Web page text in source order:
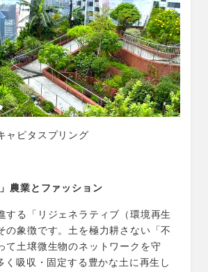
ャピタスプリング
農業とファッション
する「リジェネラティブ（環境再生
の象徴です。土を極力耕さない「不
て土壌微生物のネットワークを守
く吸収・固定する豊かな土に再生し